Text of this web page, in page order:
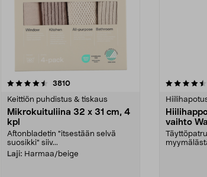
3810arvostelut
Keittiön puhdistus & tiskaus
Mikrokuituliina 32 x 31 cm, 4
kpl
Aftonbladetin "itsestään selvä
suosikki" siiv...
Laji: Harmaa/beige
4.5viidestä
vaihto